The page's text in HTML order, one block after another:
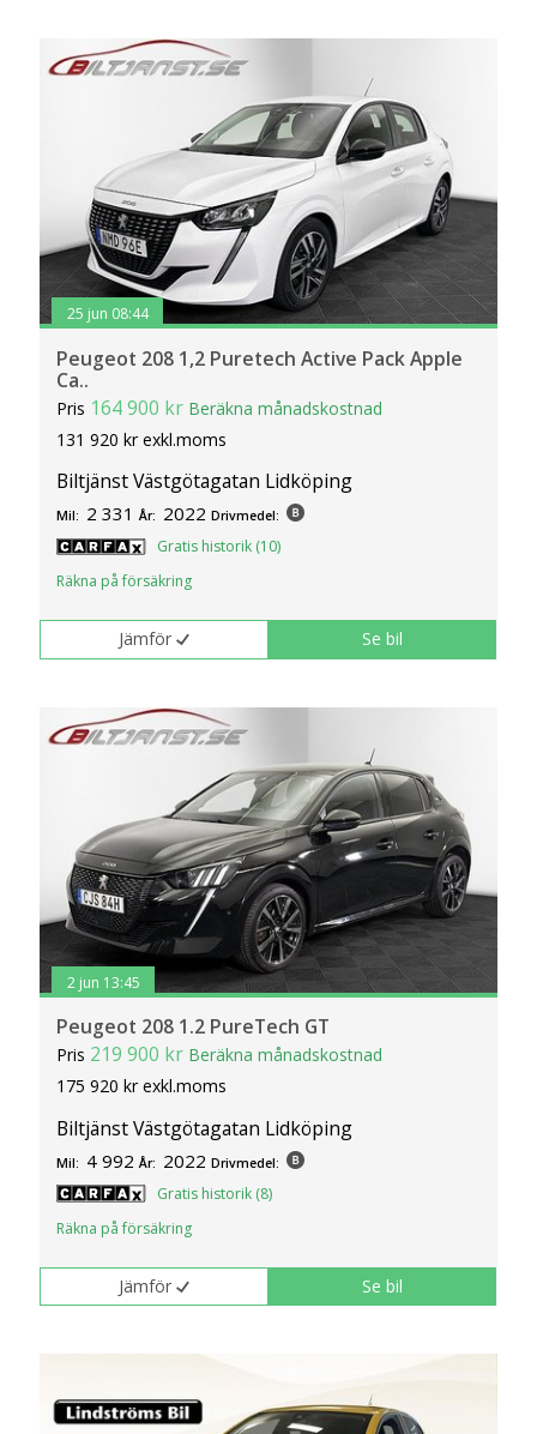
inställningar för cookies.
25 jun 08:44
Peugeot 208 1,2 Puretech Active Pack Apple
Ca..
Pris 164 900 kr Beräkna månadskostnad
131 920 kr exkl.moms
Biltjänst Västgötagatan Lidköping
Mil: 2 331 År: 2022 Drivmedel:
Gratis historik (10)
Räkna på försäkring
Jämför Se bil
2 jun 13:45
Peugeot 208 1.2 PureTech GT
Pris 219 900 kr Beräkna månadskostnad
175 920 kr exkl.moms
Biltjänst Västgötagatan Lidköping
Mil: 4 992 År: 2022 Drivmedel:
Gratis historik (8)
Räkna på försäkring
Jämför Se bil